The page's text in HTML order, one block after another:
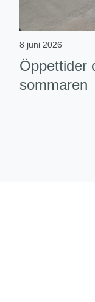
8 juni 2026
Öppettider
sommaren